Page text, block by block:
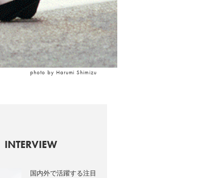
photo by Harumi Shimizu
INTERVIEW
国内外で活躍する注目